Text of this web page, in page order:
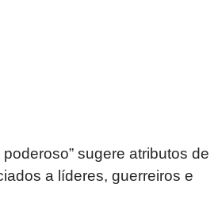
sugere atributos de
a líderes, guerreiros e